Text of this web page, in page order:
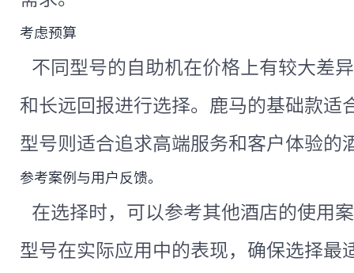
考虑预算
不同型号的自助机在价格上有较大差
和长远回报进行选择。鹿马的基础款适
型号则适合追求高端服务和客户体验的
参考案例与用户反馈。
在选择时，可以参考其他酒店的使用
型号在实际应用中的表现，确保选择最